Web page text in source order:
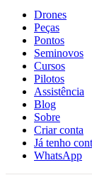
Drones
Peças
Pontos
Seminovos
Cursos
Pilotos
Assistência
Blog
Sobre
Criar conta
Já tenho
WhatsApp